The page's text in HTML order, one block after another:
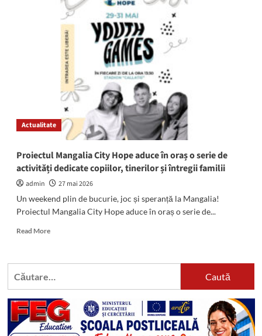
Actualitate
Proiectul Mangalia City Hope aduce în oraș o serie de
activități dedicate copiilor, tinerilor și întregii familii
admin
27 mai 2026
Un weekend plin de bucurie, joc și speranță la Mangalia!
Proiectul Mangalia City Hope aduce în oraș o serie de...
Read MoreRead
Proiectul
aduce
în
oraș
Caută